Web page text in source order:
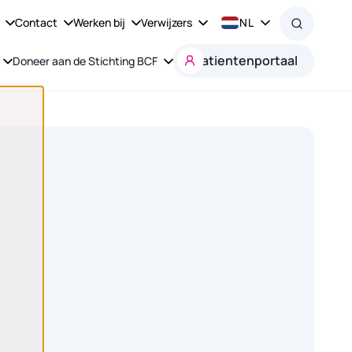
Contact Werken bij Verwijzers NL
Doneer aan de Stichting BCF Patientenportaal